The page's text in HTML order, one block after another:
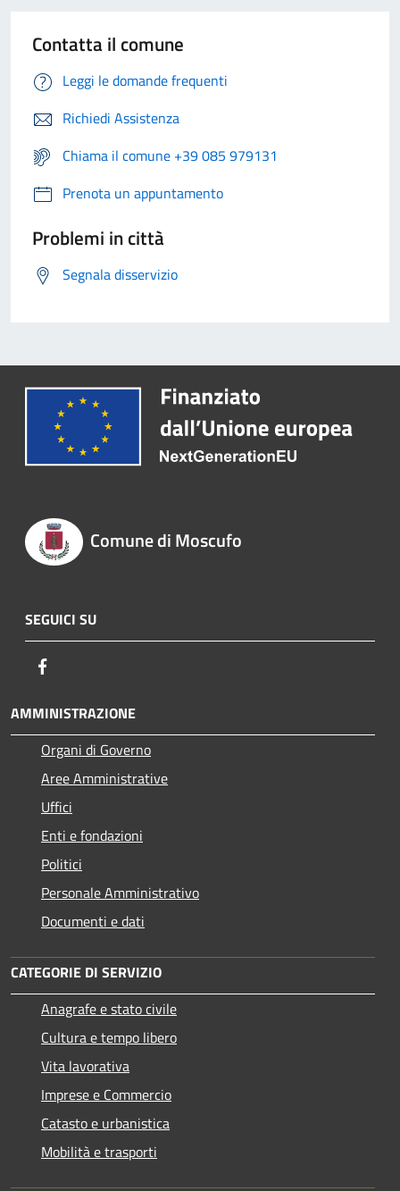
Contatta il comune
Leggi le domande frequenti
Richiedi Assistenza
Chiama il comune +39 085 979131
Prenota un appuntamento
Problemi in città
Segnala disservizio
Comune di Moscufo
SEGUICI SU
AMMINISTRAZIONE
Organi di Governo
Aree Amministrative
Uffici
Enti e fondazioni
Politici
Personale Amministrativo
Documenti e dati
CATEGORIE DI SERVIZIO
Anagrafe e stato civile
Cultura e tempo libero
Vita lavorativa
Imprese e Commercio
Catasto e urbanistica
Mobilità e trasporti